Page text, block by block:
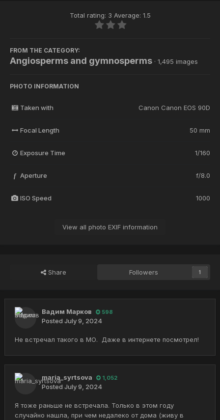
Total rating: 3 Average: 1.5
FROM THE CATEGORY:
Angiosperms and gymnosperms · 1,495 images
PHOTO INFORMATION
Taken with Canon Canon EOS 90D
Focal Length 50 mm
Exposure Time 1/160
f Aperture f/8.0
ISO Speed 1000
View all photo EXIF information
Share Followers 1
Вадим Марков 598
Posted July 9, 2024
Не встречал такого в МО. Даже в интернете посмотрел!
maria_syrtsova 1,052
Posted July 9, 2024
Я тоже раньше не встречала. Только в этом году
случайно нашла, при чем недалеко от дома (живу в